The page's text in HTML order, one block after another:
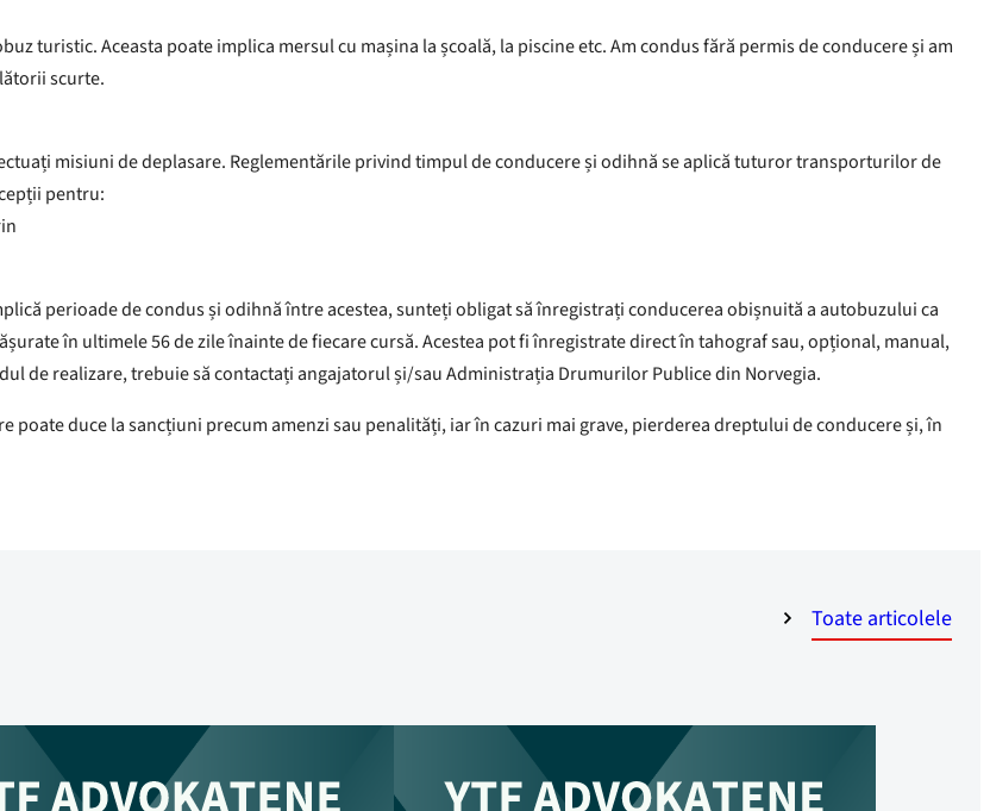
turistic. Aceasta poate implica mersul cu mașina la școală, la piscine etc. Am condus fără permis de conducere și am
scurte.
misiuni de deplasare. Reglementările privind timpul de conducere și odihnă se aplică tuturor transporturilor de
pentru:
perioade de condus și odihnă între acestea, sunteți obligat să înregistrați conducerea obișnuită a autobuzului ca
în ultimele 56 de zile înainte de fiecare cursă. Acestea pot fi înregistrate direct în tahograf sau, opțional, manual,
de realizare, trebuie să contactați angajatorul și/sau Administrația Drumurilor Publice din Norvegia.
duce la sancțiuni precum amenzi sau penalități, iar în cazuri mai grave, pierderea dreptului de conducere și, în
Toate articolele